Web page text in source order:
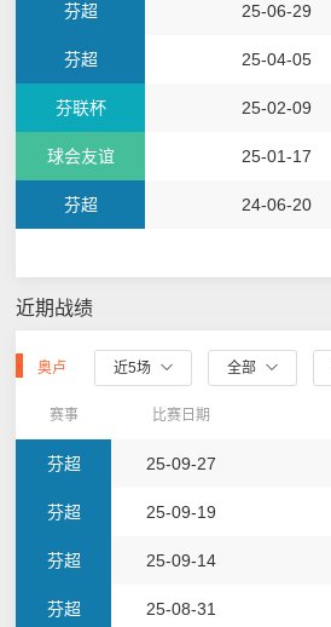
芬超 25-06-29
芬超 25-04-05
芬联杯 25-02-09
球会友谊 25-01-17
芬超 24-06-20
近期战绩
奥卢 近5场 全部
赛事 比赛日期
芬超 25-09-27
芬超 25-09-19
芬超 25-09-14
芬超 25-08-31